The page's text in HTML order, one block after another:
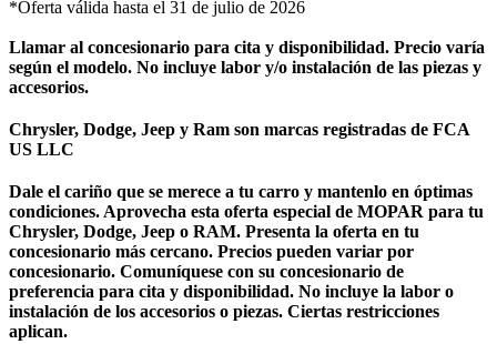
*Oferta válida hasta el 31 de julio de 2026
Llamar al concesionario para cita y disponibilidad. Precio varía
según el modelo. No incluye labor y/o instalación de las piezas y
accesorios.
Chrysler, Dodge, Jeep y Ram son marcas registradas de FCA
US LLC
Dale el cariño que se merece a tu carro y mantenlo en óptimas
condiciones. Aprovecha esta oferta especial de MOPAR para tu
Chrysler, Dodge, Jeep o RAM. Presenta la oferta en tu
concesionario más cercano. Precios pueden variar por
concesionario. Comuníquese con su concesionario de
preferencia para cita y disponibilidad. No incluye la labor o
instalación de los accesorios o piezas. Ciertas restricciones
aplican.